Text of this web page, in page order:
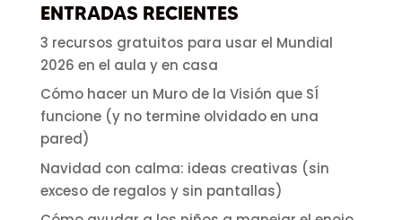
ENTRADAS RECIENTES
3 recursos gratuitos para usar el Mundial
2026 en el aula y en casa
Cómo hacer un Muro de la Visión que SÍ
funcione (y no termine olvidado en una
pared)
Navidad con calma: ideas creativas (sin
exceso de regalos y sin pantallas)